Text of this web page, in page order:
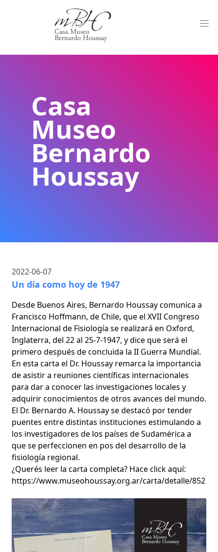
Casa
Museo
Bernardo
Houssay
2022-06-07
Un día como hoy de 1947
Desde Buenos Aires, Bernardo Houssay comunica a
Francisco Hoffmann, de Chile, que el XVII Congreso
Internacional de Fisiología se realizará en Oxford,
Inglaterra, del 22 al 25-7-1947, y dice que será el
primero después de concluida la II Guerra Mundial.
En esta carta el Dr. Houssay remarca la importancia
de asistir a reuniones científicas internacionales
para dar a conocer las investigaciones locales y
adquirir conocimientos de otros avances del mundo.
El Dr. Bernardo A. Houssay se destacó por tender
puentes entre distintas instituciones estimulando a
los investigadores de los países de Sudamérica a
que se perfeccionen en pos del desarrollo de la
fisiología regional.
¿Querés leer la carta completa? Hace click aquí:
https://www.museohoussay.org.ar/carta/detalle/852